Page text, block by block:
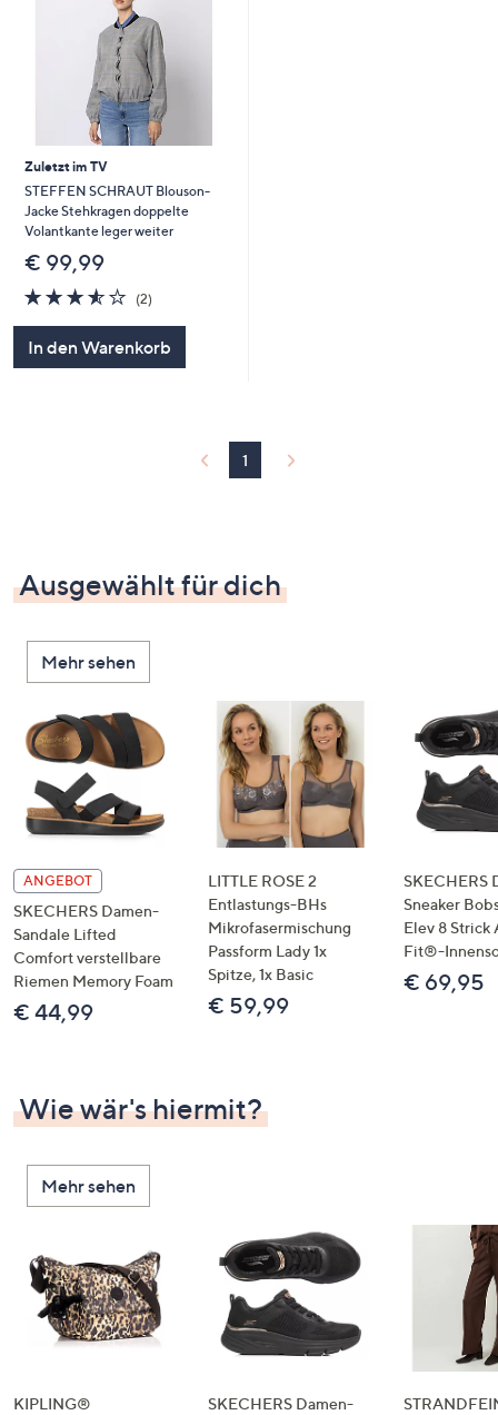
Zuletzt im TV
STEFFEN SCHRAUT Blouson-
Jacke Stehkragen doppelte
Volantkante leger weiter
€ 99,99
3.5
von
(2)2
In den Warenkorb
1
Ausgewählt für dich
Mehr sehen
ANGEBOT
SKECHERS Damen-
Sandale Lifted
Comfort verstellbare
Riemen Memory Foam
€ 44,99
LITTLE ROSE 2
Entlastungs-BHs
Mikrofasermischung
Passform Lady 1x
Spitze, 1x Basic
€ 59,99
SKECHERS
Sneaker
Elev 8 Strick
Fit®-
€ 69,95
Wie wär's hiermit?
Mehr sehen
KIPLING® SKECHERS Damen-